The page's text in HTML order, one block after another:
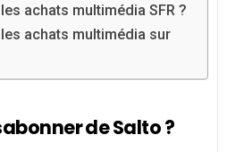
achats multimédia SFR ?
achats multimédia sur
de Salto ?